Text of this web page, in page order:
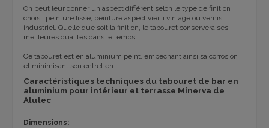
On peut leur donner un aspect différent selon le type de finition
choisi: peinture lisse, peinture aspect vieilli vintage ou vernis
industriel. Quelle que soit la finition, le tabouret conservera ses
meilleures qualités dans le temps.
Ce tabouret est en aluminium peint, empêchant ainsi sa corrosion
et minimisant son entretien.
Caractéristiques techniques du tabouret de bar en
aluminium pour intérieur et terrasse Minerva de
Alutec
Dimensions: